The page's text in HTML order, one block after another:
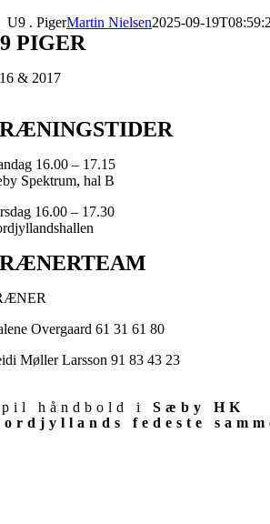
U9 . PigerMartin Nielsen2025-09-
PIGER
& 2017
16.00 – 17.15
Spektrum, hal B
16.00 – 17.30
Overgaard 61 31 61 80
Møller Larsson 91 83 43 23
håndbold i Sæby HK
fedeste